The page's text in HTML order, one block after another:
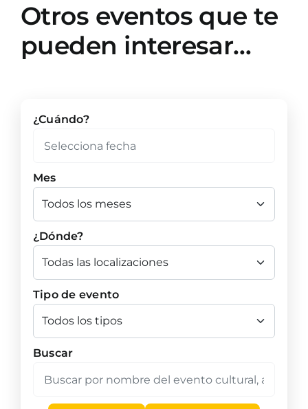
Otros eventos que te
pueden interesar…
¿Cuándo?
Mes
¿Dónde?
Tipo de evento
Buscar